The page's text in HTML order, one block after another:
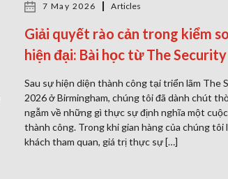
7 May 2026 Articles
Giải quyết rào cản trong kiểm
hiện đại: Bài học từ The
Sau sự hiện diện thành công tại triển lãm The
2026 ở Birmingham, chúng tôi đã dành chút
ngẫm về những gì thực sự định nghĩa một
thành công. Trong khi gian hàng của chúng tôi
khách tham quan, giá trị thực sự […]